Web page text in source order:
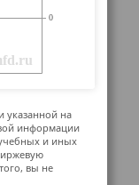
указанной на
информации
и иных
вы не